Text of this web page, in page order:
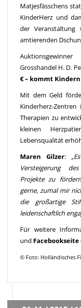
Matjesfässchens
KinderHerz und
der Veranstaltung
amtierenden
Grosshandel H. D.
€ – kommt
Mit dem Geld
Kinderherz-
Therapien zu
kleinen
Lebensqualität
Maren Gilzer:
Versteigerung
Projekte zu
gerne, zumal mir
die großartige
leidenschaftlich
Für weitere
und Facebookseite
© Foto: Holländisches